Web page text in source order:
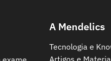
A Mendelics
Tecnologia e
Artigos e